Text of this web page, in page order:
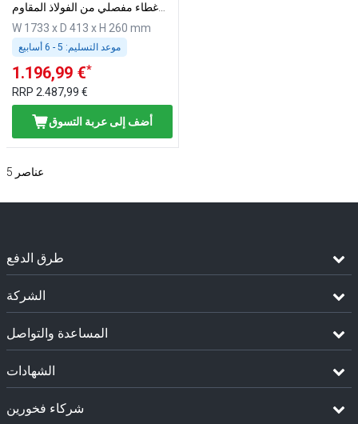
غطاء مفصلي من الفولاذ المقاوم
للصدأ
W 1733 x D 413 x H 260 mm
موعد التسليم:
1.196,99 €*
RRP 2.487,99 €
أضف إلى عربة التسوق
5 عناصر
طرق الدفع
الشركة
المساعدة والتواصل
الشهادات
شركاء فخورين